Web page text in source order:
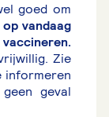
goed om
vandaag
Zie
informeren
geval